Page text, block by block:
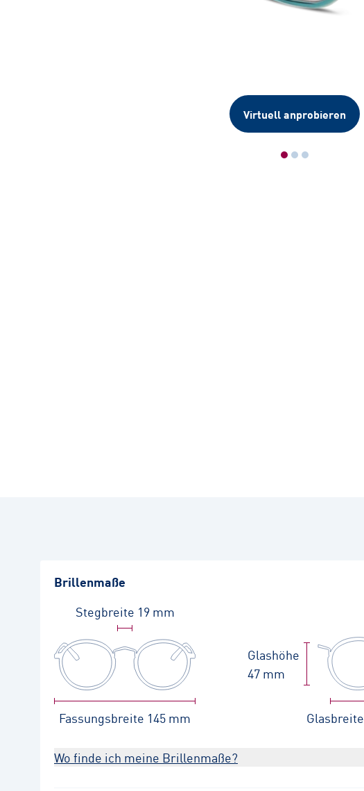
Virtuell anprobieren
Brillenmaße
Stegbreite 19 mm
Fassungsbreite 145 mm Glasbreite
Glashöhe
47 mm
Wo finde ich meine Brillenmaße?